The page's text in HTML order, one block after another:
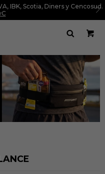
IBK, Scotia, Diners y Cencosud.